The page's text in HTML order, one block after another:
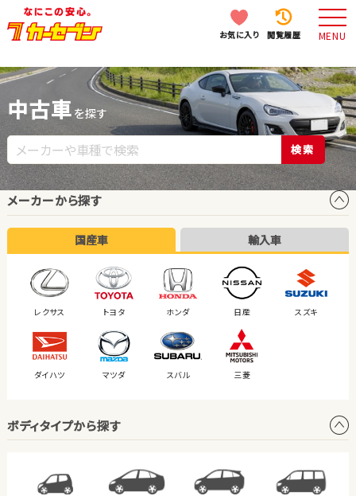
お気に入り 閲覧履歴 MENU
中古車 を探す
検索
メーカーから探す
国産車 輸入車
レクサス トヨタ ホンダ 日産 スズキ
ダイハツ マツダ スバル 三菱
ボディタイプから探す